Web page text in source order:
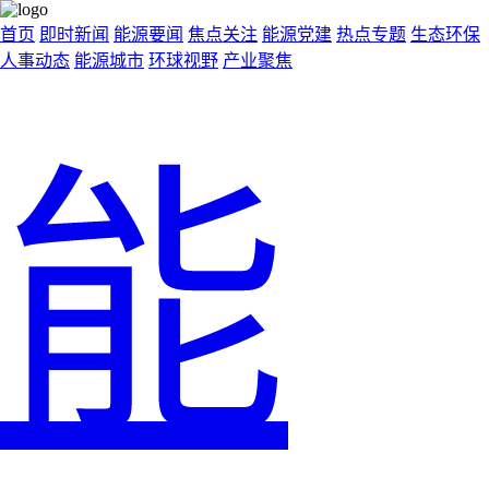
首页 即时新闻 能源要闻 焦点关注 能源党建 热点专题 生态环保
人事动态 能源城市 环球视野 产业聚焦
能